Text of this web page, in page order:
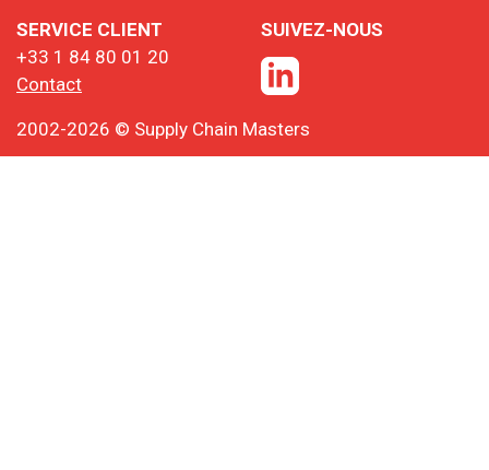
SERVICE CLIENT
+33 1 84 80 01 20
Contact
SUIVEZ-NOUS
2002-2026 © Supply Chain Masters